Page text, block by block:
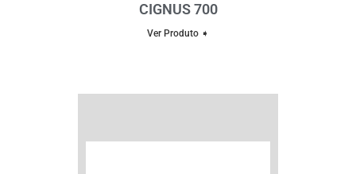
CIGNUS 700
Ver Produto ➧